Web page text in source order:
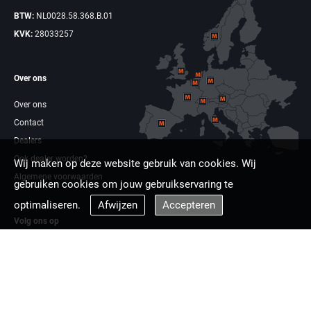
BTW: NL0028.58.368.B.01
KVK: 28033257
Over ons
Over ons
Contact
Dealers
Ook dealer worden?
Algemene voorwaarden
Volg ons op
Wij maken op deze website gebruik van cookies. Wij
gebruiken cookies om jouw gebruikservaring te
optimaliseren.
Afwijzen Accepteren